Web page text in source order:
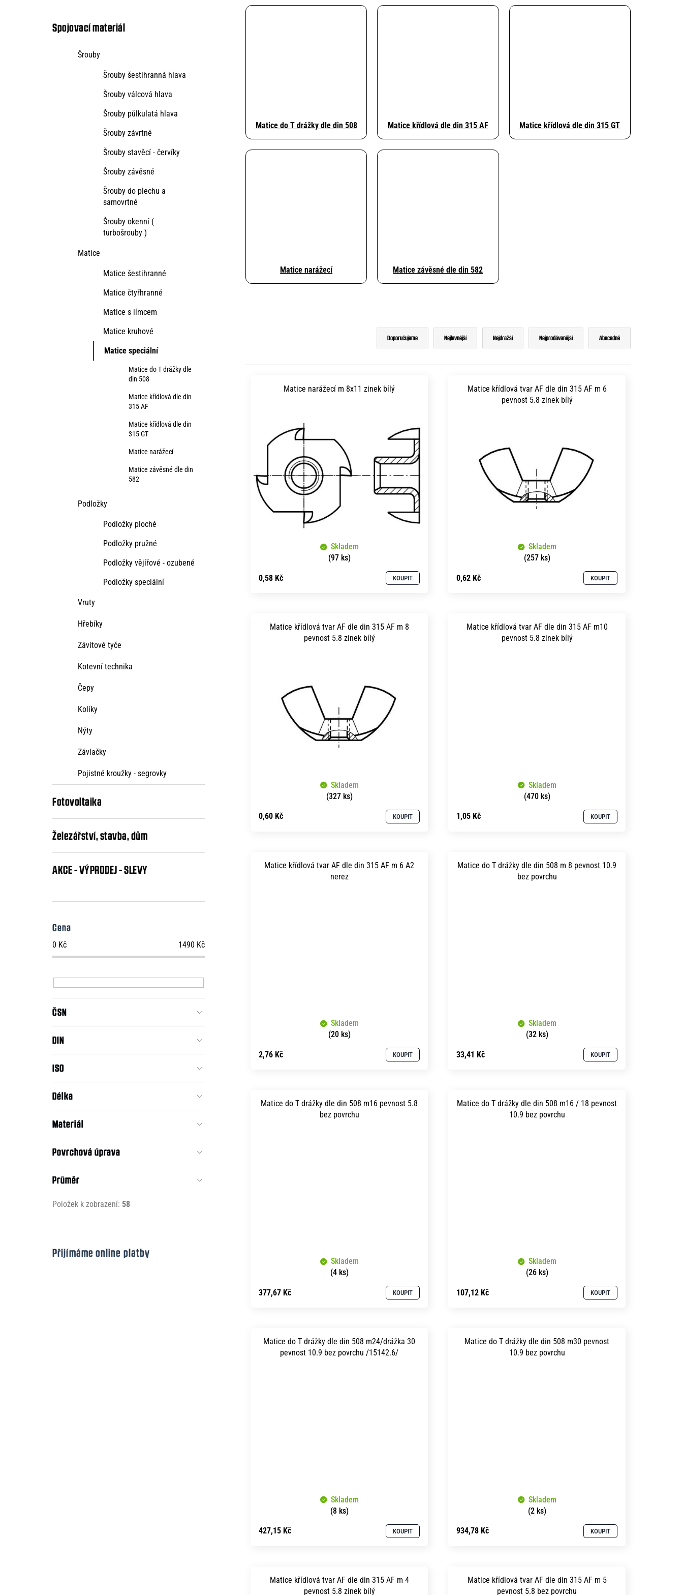
Spojovací materiál
Šrouby
Šrouby šestihranná hlava
Šrouby válcová hlava
Šrouby půlkulatá hlava
Šrouby závrtné
Šrouby stavěcí - červíky
Šrouby závěsné
Šrouby do plechu a
samovrtné
Šrouby okenní (
turbošrouby )
Matice
Matice šestihranné
Matice čtyřhranné
Matice s límcem
Matice kruhové
Matice speciální
Matice do T drážky dle
din 508
Matice křídlová dle din
315 AF
Matice křídlová dle din
315 GT
Matice narážecí
Matice závěsné dle din
582
Podložky
Podložky ploché
Podložky pružné
Podložky vějířové - ozubené
Podložky speciální
Vruty
Hřebíky
Závitové tyče
Kotevní technika
Čepy
Kolíky
Nýty
Závlačky
Pojistné kroužky - segrovky
Fotovoltaika
Železářství, stavba, dům
AKCE - VÝPRODEJ - SLEVY
Cena
0 Kč 1490 Kč
ČSN
DIN
ISO
Délka
Materiál
Povrchová úprava
Průměr
Položek k zobrazení: 58
Přijímáme online platby
Matice do T drážky dle din 508 Matice křídlová dle din 315 AF Matice křídlová dle din 315 GT
Matice narážecí Matice závěsné dle din 582
Ř
a
z
r
d
Doporučujeme Nejlevnější Nejdražší Nejprodávanější Abecedně
Matice narážecí m 8x11 zinek bílý
Skladem
(97 ks)
0,58 Kč KOUPIT
Matice křídlová tvar AF dle din 315 AF m 6
pevnost 5.8 zinek bílý
Skladem
(257 ks)
0,62 Kč KOUPIT
Matice křídlová tvar AF dle din 315 AF m 8
pevnost 5.8 zinek bílý
Skladem
(327 ks)
0,60 Kč KOUPIT
Matice křídlová tvar AF dle din 315 AF m10
pevnost 5.8 zinek bílý
Skladem
(470 ks)
1,05 Kč KOUPIT
Matice křídlová tvar AF dle din 315 AF m 6 A2
nerez
Skladem
(20 ks)
2,76 Kč KOUPIT
Matice do T drážky dle din 508 m 8 pevnost 10.9
bez povrchu
Skladem
(32 ks)
33,41 Kč KOUPIT
Matice do T drážky dle din 508 m16 pevnost 5.8
bez povrchu
Skladem
(4 ks)
377,67 Kč KOUPIT
Matice do T drážky dle din 508 m16 / 18 pevnost
10.9 bez povrchu
Skladem
(26 ks)
107,12 Kč KOUPIT
Matice do T drážky dle din 508 m24/drážka 30
pevnost 10.9 bez povrchu /15142.6/
Skladem
(8 ks)
427,15 Kč KOUPIT
Matice do T drážky dle din 508 m30 pevnost
10.9 bez povrchu
Skladem
(2 ks)
934,78 Kč KOUPIT
Matice křídlová tvar AF dle din 315 AF m 4
pevnost 5.8 zinek bílý
Matice křídlová tvar AF dle din 315 AF m 5
pevnost 5.8 bez povrchu